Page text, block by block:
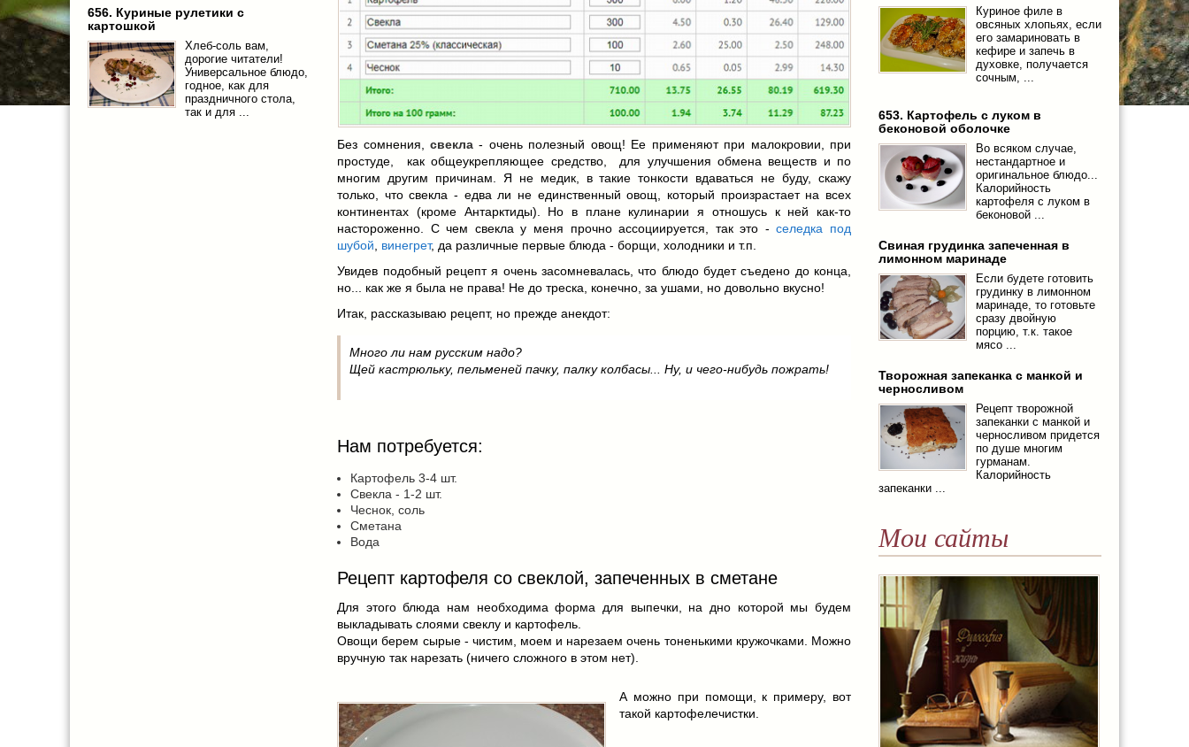
Без сомнения,свекла - очень полезный овощ! Ее применяют при малокровии, при
простуде, как общеукрепляющее средство, для улучшения обмена веществ и по
многим другим причинам. Я не медик, в такие тонкости вдаваться не буду, скажу
только, что свекла - едва ли не единственный овощ, который произрастает на всех
континентах (кроме Антарктиды). Но в плане кулинарии я отношусь к ней как-то
настороженно. С чем свекла у меня прочно ассоциируется, так это -селедка под
шубой
винегрет, да различные первые блюда - борщи, холодники и т.п.
Увидев подобный рецепт я очень засомневалась, что блюдо будет съедено до конца,
но... как же я была не права! Не до треска, конечно, за ушами, но довольно вкусно!
Итак, рассказываю рецепт, но прежде анекдот:
Много ли нам русским надо?
Щей кастрюльку, пельменей пачку, палку колбасы... Ну, и чего-нибудь пожрать!
Нам потребуется:
Картофель 3-4 шт.
Свекла - 1-2 шт.
Чеснок, соль
Сметана
Вода
Рецепт картофеля со свеклой, запеченных в сметане
Для этого блюда нам необходима форма для выпечки, на дно которой мы будем
выкладывать слоями свеклу и картофель.
Овощи берем сырые - чистим, моем и нарезаем очень тоненькими кружочками. Можно
вручную так нарезать (ничего сложного в этом нет).
А можно при помощи, к примеру, вот
такой картофелечистки.
656. Куриные рулетики с
картошкой
Хлеб-соль вам,
дорогие читатели!
Универсальное блюдо,
годное, как для
праздничного стола,
так и для ...
Куриное филе в
овсяных хлопьях, если
его замариновать в
кефире и запечь в
духовке, получается
сочным, ...
653. Картофель с луком в
беконовой оболочке
Во всяком случае,
нестандартное и
оригинальное блюдо...
Калорийность
картофеля с луком в
беконовой ...
Свиная грудинка запеченная в
лимонном маринаде
Если будете готовить
грудинку в лимонном
маринаде, то готовьте
сразу двойную
порцию, т.к. такое
мясо ...
Творожная запеканка с манкой и
черносливом
Рецепт творожной
запеканки с манкой и
черносливом придется
по душе многим
гурманам.
Калорийность
запеканки ...
Мои сайты